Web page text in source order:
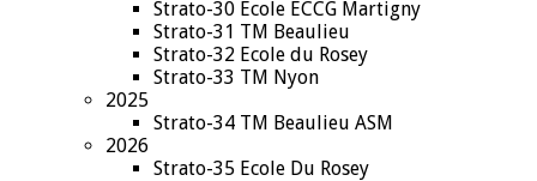
Strato-30 Ecole ECCG Martigny
Strato-31 TM Beaulieu
Strato-32 Ecole du Rosey
Strato-33 TM Nyon
2025
Strato-34 TM Beaulieu ASM
2026
Strato-35 Ecole Du Rosey